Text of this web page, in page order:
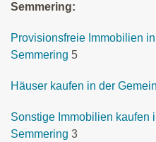
Semmering:
Provisionsfreie Immobilien
Semmering 5
Häuser kaufen in der
Sonstige Immobilien kaufen
Semmering 3